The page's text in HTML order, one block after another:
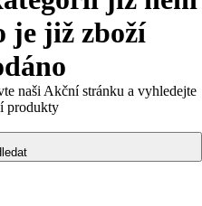
je již zboží
naši Akční stránku a vyhledejte
produkty